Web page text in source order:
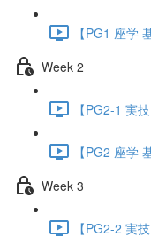
【PG1 座学
Week 2
【PG2-1 実
【PG2 座学
Week 3
【PG2-2 実